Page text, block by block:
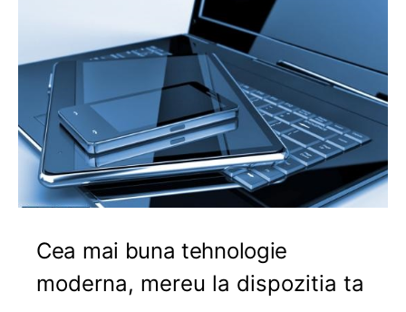
Cea mai buna tehnologie
moderna, mereu la dispozitia ta